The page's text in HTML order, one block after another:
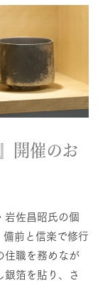
』開催
開催のお
岩佐昌昭氏の個
前と信楽で修行
住職を務めなが
箔を貼り、さ